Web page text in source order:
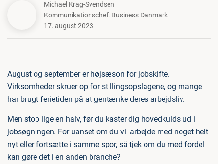
Michael Krag-Svendsen
Kommunikationschef, Business Danmark
17. august 2023
August og september er højsæson for jobskifte.
Virksomheder skruer op for stillingsopslagene, og mange
har brugt ferietiden på at gentænke deres arbejdsliv.
Men stop lige en halv, før du kaster dig hovedkulds ud i
jobsøgningen. For uanset om du vil arbejde med noget helt
nyt eller fortsætte i samme spor, så tjek om du med fordel
kan gøre det i en anden branche?